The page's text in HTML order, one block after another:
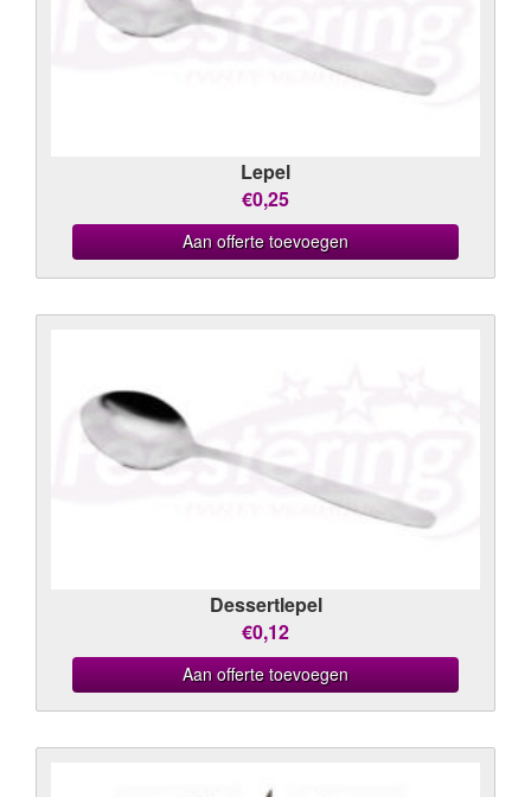
Lepel
€0,25
Aan offerte toevoegen
Dessertlepel
€0,12
Aan offerte toevoegen